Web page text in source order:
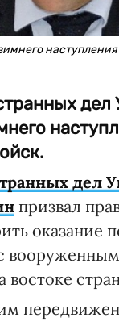
дел
дел
призвал
оказание
вооруженным